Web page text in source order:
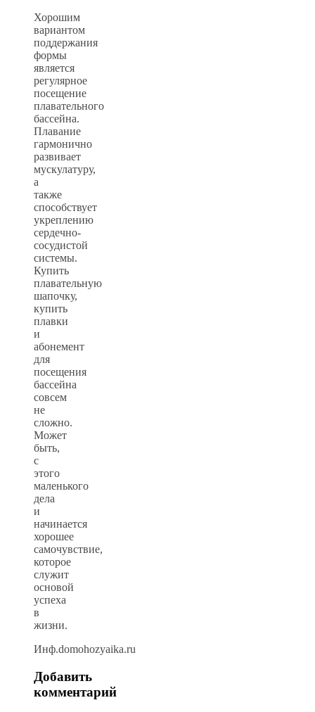
Хорошим
вариантом
поддержания
формы
является
регулярное
посещение
плавательного
бассейна.
Плавание
гармонично
развивает
мускулатуру,
а
также
способствует
укреплению
сердечно-
сосудистой
системы.
Купить
плавательную
шапочку,
купить
плавки
и
абонемент
для
посещения
бассейна
совсем
не
сложно.
Может
быть,
с
этого
маленького
дела
и
начинается
хорошее
самочувствие,
которое
служит
основой
успеха
в
жизни.
Инф.domohozyaika.ru
Добавить
комментарий